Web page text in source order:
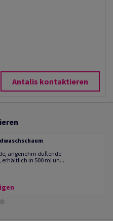
Antalis kontaktieren
angenehm duftende
erhältlich in 500 ml un...